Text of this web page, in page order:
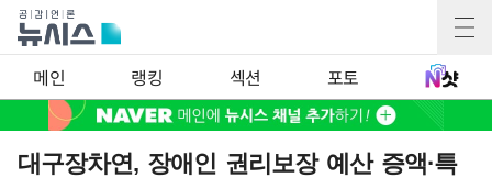
메인 랭킹 섹션 포토
대구장차연, 장애인 권리보장 예산 증액·특